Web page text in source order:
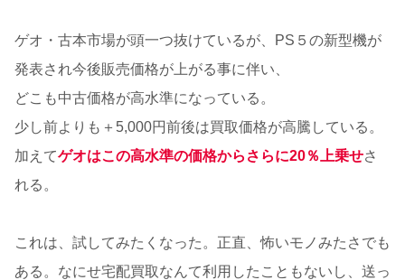
ゲオ・古本市場が頭一つ抜けているが、PS５の新型機が
発表され今後販売価格が上がる事に伴い、
どこも中古価格が高水準になっている。
少し前よりも＋5,000円前後は買取価格が高騰している。
加えてゲオはこの高水準の価格からさらに20％上乗せさ
れる。
これは、試してみたくなった。正直、怖いモノみたさでも
ある。なにせ宅配買取なんて利用したこともないし、送っ